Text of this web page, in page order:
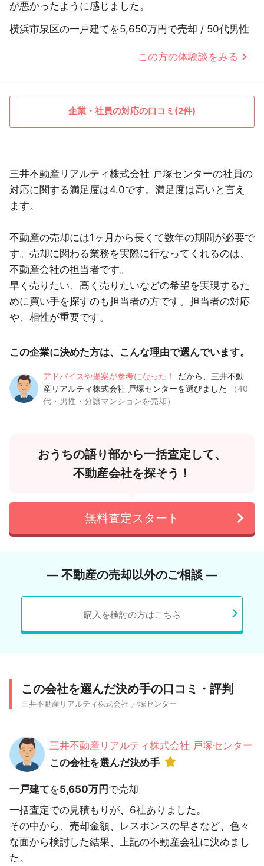
が悪かったように感じました。
横浜市泉区の一戸建てを5,650万円で売却 / 50代男性
この方の体験談をみる
企業・社員の対応の口コミ(2件)
三井不動産リアルティ株式会社 戸塚センターの社員の
対応に関する満足度は4.0です。満足度は高いと言え
ます。
不動産の売却には1ヶ月から長くて数年の期間が必要で
す。売却に関わる業務を実際に行なってくれるのは、
不動産会社の担当者です。
早く売りたい、高く売りたいなどの希望を実現するた
めに買い手を探すのも担当者の方です。担当者の対応
や、相性が重要です。
この企業に決めた方は、こんな理由で選んでいます。
アドバイスや提案が参考になった！
だから、三井不動
産リアルティ株式会社 戸塚センターを選びました
（40
代・男性・分譲マンションを売却）
おうちの語り部から一括査定して、
不動産会社を探そう！
無料査定スタート
― 不動産の売却以外のご相談 ―
購入を検討の方はこちら
この会社を選んだ決め手の口コミ・評判
三井不動産リアルティ株式会社 戸塚センター
三井不動産リアルティ株式会社 戸塚センター
この会社を選んだ決め手
一戸建てを5,650万円 で売却
一括査定での見積もりが、6社ありました。
その中から、売却金額、レスポンスの早さなど、色々
な面から検討した結果、上記の不動産会社に決めまし
た。